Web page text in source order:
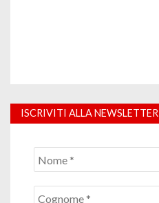
ISCRIVITI ALLA NEWSLETTER